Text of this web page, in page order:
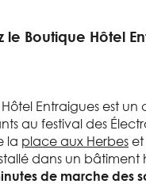
le Boutique Hôtel
Entraigues est
au festival des
la place aux Herbeset
dans un bâtiment
de marche des